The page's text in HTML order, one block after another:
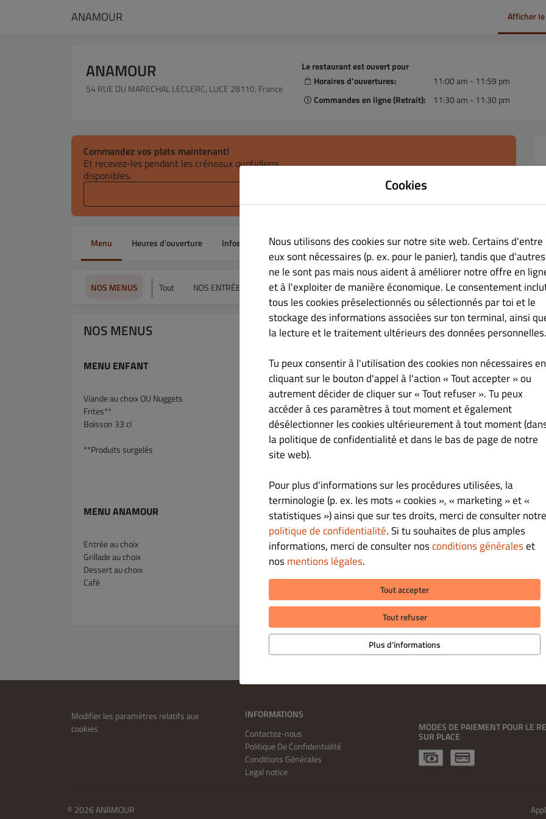
ANAMOUR Afficher
ANAMOUR
54 RUE DU MARECHAL LECLERC, LUCE 28110, France
Le restaurant est ouvert pour
Horaires d’ouvertures:
11:00 am - 11:59 pm
Commandes en ligne (Retrait):
11:30 am - 11:30 pm
Commandez vos plats maintenant!
Et recevez-les pendant les créneaux quotidiens
disponibles.
Menu Heures d’ouverture Infos Allergènes
NOS MENUS Tout NOS ENTRÉE / SOĞUK MEZELER NOS ENTRÉE CHAUDES / SICAK MEZELER NOS
NOS MENUS
MENU ENFANT € 8.00
Viande au choix OU Nuggets
Frites**
Boisson 33 cl
**Produits surgelés
MENU ANAMOUR € 23.90
Entrée au choix
Grillade au choix
Dessert au choix
Café
Modifier les paramètres relatifs aux
cookies
INFORMATIONS
Contactez-nous
Politique De Confidentialité
Conditions Générales
Legal notice
MODES DE PAIEMENT POUR LE
SUR PLACE
© 2026 ANAMOUR
Cookies
Nous utilisons des cookies sur notre site web. Certains d'entre
eux sont nécessaires (p. ex. pour le panier), tandis que d'autres
ne le sont pas mais nous aident à améliorer notre offre en
et à l'exploiter de manière économique. Le consentement
tous les cookies préselectionnés ou sélectionnés par toi et le
stockage des informations associées sur ton terminal, ainsi
la lecture et le traitement ultérieurs des données personnelles.
Tu peux consentir à l'utilisation des cookies non nécessaires en
cliquant sur le bouton d'appel à l'action « Tout accepter » ou
autrement décider de cliquer sur « Tout refuser ». Tu peux
accéder à ces paramètres à tout moment et également
désélectionner les cookies ultérieurement à tout moment
la politique de confidentialité et dans le bas de page de notre
site web).
Pour plus d'informations sur les procédures utilisées, la
terminologie (p. ex. les mots « cookies », « marketing » et «
statistiques ») ainsi que sur tes droits, merci de consulter notre
politique de confidentialité. Si tu souhaites de plus amples
informations, merci de consulter nosconditions généraleset
nosmentions légales.
Tout accepter
Tout refuser
Plus d'informations